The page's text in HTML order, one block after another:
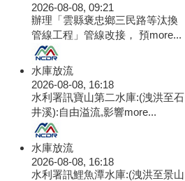
2026-08-08, 09:21
辦理「雲縣褒忠鄉三民路等汰換
管線工程」管線改接， 預more...
水庫放流
2026-08-08, 16:18
水利署訊寶山第二水庫:(洩洪至石
井溪):自由溢流,影響more...
水庫放流
2026-08-08, 16:18
水利署訊鯉魚潭水庫:(洩洪至景山